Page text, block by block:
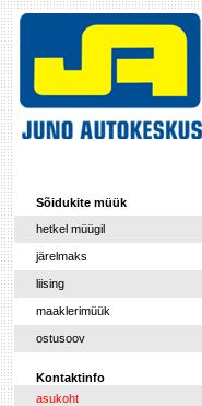
Sõidukite müük
hetkel müügil
järelmaks
liising
maaklerimüük
ostusoov
Kontaktinfo
asukoht